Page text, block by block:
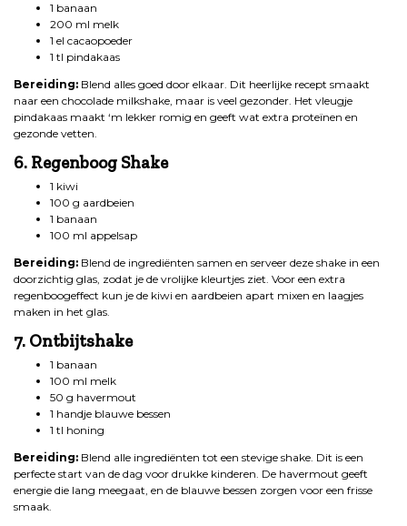
1 banaan
200 ml melk
1 el cacaopoeder
1 tl pindakaas
Bereiding: Blend alles goed door elkaar. Dit heerlijke recept smaakt
naar een chocolade milkshake, maar is veel gezonder. Het vleugje
pindakaas maakt ‘m lekker romig en geeft wat extra proteïnen en
gezonde vetten.
6. Regenboog Shake
1 kiwi
100 g aardbeien
1 banaan
100 ml appelsap
Bereiding: Blend de ingrediënten samen en serveer deze shake in een
doorzichtig glas, zodat je de vrolijke kleurtjes ziet. Voor een extra
regenboogeffect kun je de kiwi en aardbeien apart mixen en laagjes
maken in het glas.
7. Ontbijtshake
1 banaan
100 ml melk
50 g havermout
1 handje blauwe bessen
1 tl honing
Bereiding: Blend alle ingrediënten tot een stevige shake. Dit is een
perfecte start van de dag voor drukke kinderen. De havermout geeft
energie die lang meegaat, en de blauwe bessen zorgen voor een frisse
smaak.